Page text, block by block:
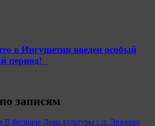
в Ингушетии введен особый
период!⁣⁣⠀
записям
В филиале Дома культуры с.п. Экажево